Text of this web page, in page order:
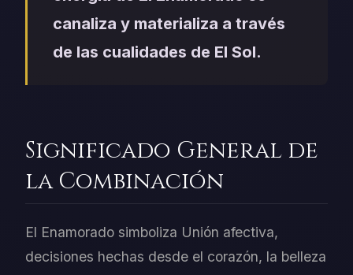
canaliza y materializa a través
de las cualidades de El Sol.
Significado General de
la Combinación
El Enamorado simboliza Unión afectiva,
decisiones hechas desde el corazón, la belleza